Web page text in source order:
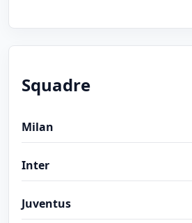
Squadre
Milan
Inter
Juventus